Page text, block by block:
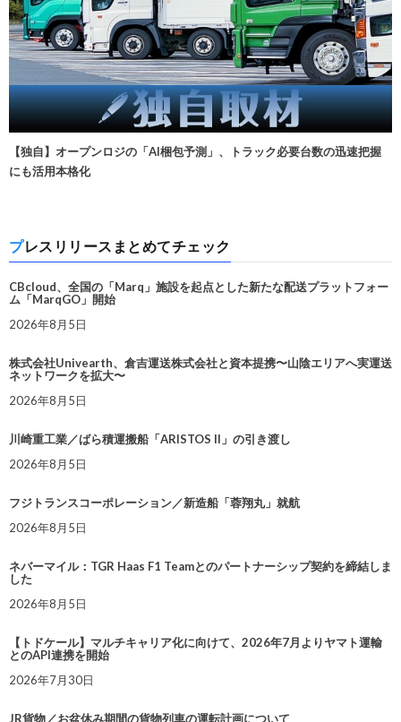
【独自】オープンロジの「AI梱包予測」、トラック必要台数の迅速把握
にも活用本格化
プレスリリースまとめてチェック
CBcloud、全国の「Marq」施設を起点とした新たな配送プラットフォー
ム「MarqGO」開始
2026年8月5日
株式会社Univearth、倉吉運送株式会社と資本提携〜山陰エリアへ実運送
ネットワークを拡大〜
2026年8月5日
川崎重工業／ばら積運搬船「ARISTOS II」の引き渡し
2026年8月5日
フジトランスコーポレーション／新造船「蓉翔丸」就航
2026年8月5日
ネバーマイル：TGR Haas F1 Teamとのパートナーシップ契約を締結しま
した
2026年8月5日
【トドケール】マルチキャリア化に向けて、2026年7月よりヤマト運輸
とのAPI連携を開始
2026年7月30日
JR貨物／お盆休み期間の貨物列車の運転計画について